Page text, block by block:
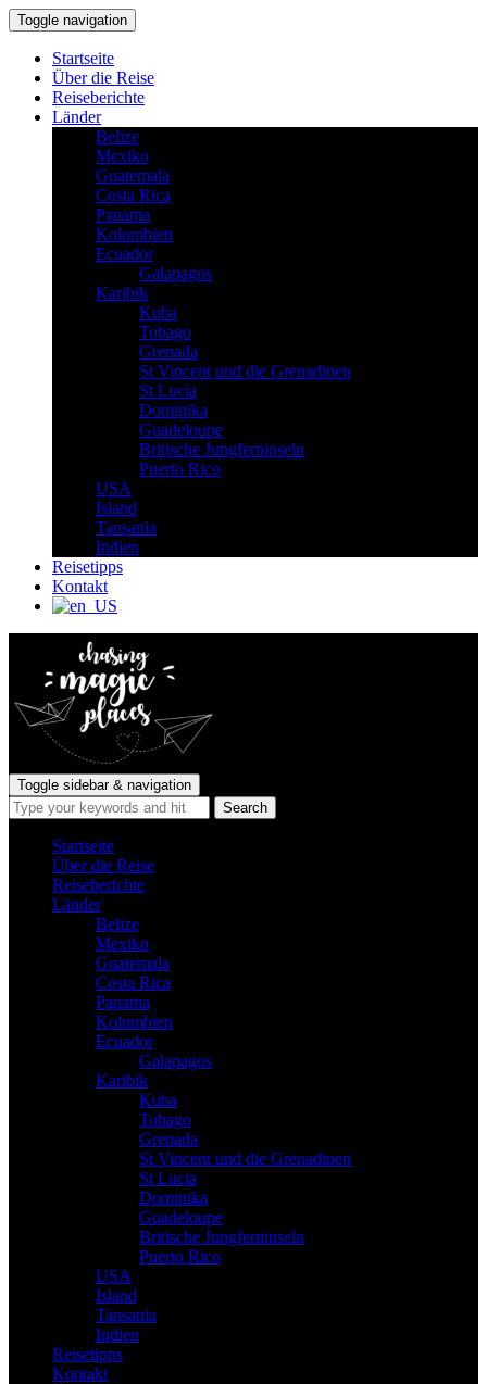
Toggle navigation
Startseite
Über die Reise
Reiseberichte
Länder
Belize
Mexiko
Guatemala
Costa Rica
Panama
Kolumbien
Ecuador
Galapagos
Karibik
Kuba
Tobago
Grenada
St Vincent und die Grenadinen
St Lucia
Dominika
Guadeloupe
Britische Jungferninseln
Puerto Rico
USA
Island
Tansania
Indien
Reisetipps
Kontakt
Toggle sidebar & navigation
Startseite
Über die Reise
Reiseberichte
Länder
Belize
Mexiko
Guatemala
Costa Rica
Panama
Kolumbien
Ecuador
Galapagos
Karibik
Kuba
Tobago
Grenada
St Vincent und die Grenadinen
St Lucia
Dominika
Guadeloupe
Britische Jungferninseln
Puerto Rico
USA
Island
Tansania
Indien
Reisetipps
Kontakt